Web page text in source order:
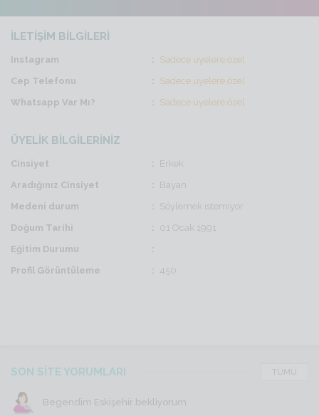
İLETİŞİM BİLGİLERİ
Instagram
Sadece üyelere özel
Cep Telefonu
Sadece üyelere özel
Whatsapp Var Mı?
Sadece üyelere özel
ÜYELİK BİLGİLERİNİZ
Cinsiyet
Erkek
Aradığınız Cinsiyet
Bayan
Medeni durum
Söylemek istemiyor
Doğum Tarihi
01 Ocak 1991
Eğitim Durumu
Profil Görüntüleme
450
SON SİTE YORUMLARI TÜMÜ
Begendim Eskişehir bekliyorum